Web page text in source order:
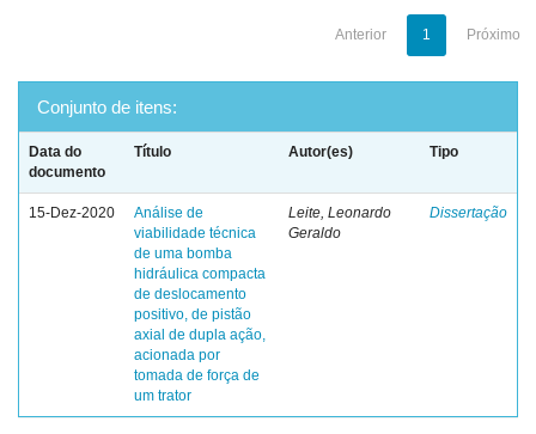
Anterior 1 Próximo
Conjunto de itens:
Data do
documento
Título Autor(es) Tipo
15-Dez-2020
Análise de
viabilidade técnica
de uma bomba
hidráulica compacta
de deslocamento
positivo, de pistão
axial de dupla ação,
acionada por
tomada de força de
um trator
Leite, Leonardo
Geraldo
Dissertação